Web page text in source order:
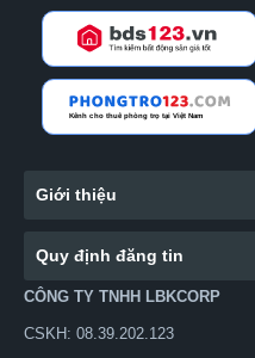
Giới thiệu
Quy định đăng tin
CÔNG TY TNHH LBKCORP
CSKH: 08.39.202.123